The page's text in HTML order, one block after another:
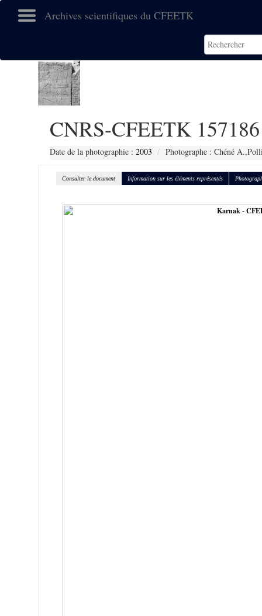
Archives scientifiques du CFEETK
CNRS-CFEETK 157186
Date de la photographie : 2003 Photographe : Chéné
Consulter le document Information sur les éléments représentés